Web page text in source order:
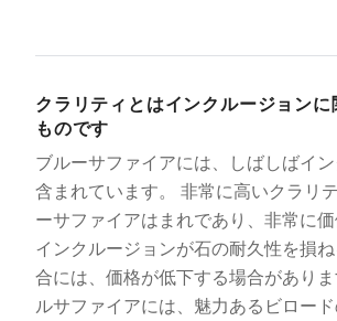
クラリティとはインクルージョンに
ものです
ブルーサファイアには、しばしばイ
含まれています。 非常に高いクラリ
ーサファイアはまれであり、非常に価
インクルージョンが石の耐久性を損
合には、価格が低下する場合があり
ルサファイアには、魅力あるビロー